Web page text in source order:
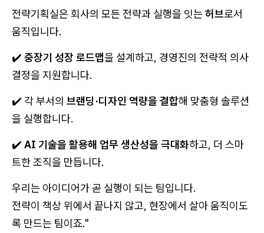
전략기획실은 회사의 모든 전략과 실행을 잇는 허브로서
움직입니다.
✔️ 중장기 성장 로드맵을 설계하고, 경영진의 전략적 의사
결정을 지원합니다.
✔️ 각 부서의 브랜딩·디자인 역량을 결합해 맞춤형 솔루션
을 실행합니다.
✔️ AI 기술을 활용해 업무 생산성을 극대화하고, 더 스마
트한 조직을 만듭니다.
우리는 아이디어가 곧 실행이 되는 팀입니다.
전략이 책상 위에서 끝나지 않고, 현장에서 살아 움직이도
록 만드는 팀이죠."